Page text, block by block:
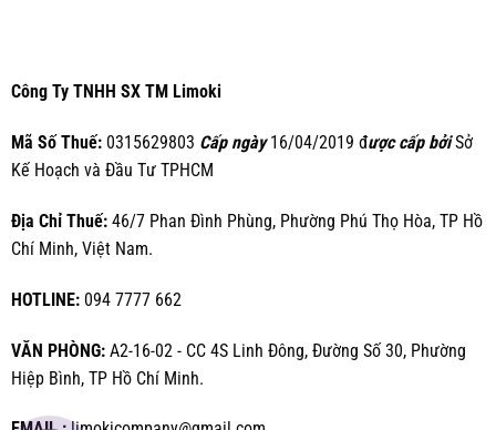
Công Ty TNHH SX TM Limoki
Mã Số Thuế:0315629803 Cấp ngày16/04/2019 được cấp bởiSở
Kế Hoạch và Đầu Tư TPHCM
Địa Chỉ Thuế:46/7 Phan Đình Phùng, Phường Phú Thọ Hòa, TP Hồ
Chí Minh, Việt Nam.
HOTLINE:094 7777 662
VĂN PHÒNG:A2-16-02 - CC 4S Linh Đông, Đường Số 30, Phường
Hiệp Bình, TP Hồ Chí Minh.